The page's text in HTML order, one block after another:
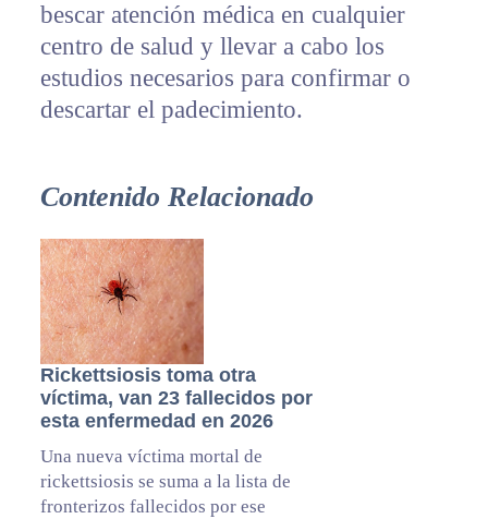
bescar atención médica en cualquier
centro de salud y llevar a cabo los
estudios necesarios para confirmar o
descartar el padecimiento.
Contenido Relacionado
Rickettsiosis toma otra
víctima, van 23 fallecidos por
esta enfermedad en 2026
Una nueva víctima mortal de
rickettsiosis se suma a la lista de
fronterizos fallecidos por ese